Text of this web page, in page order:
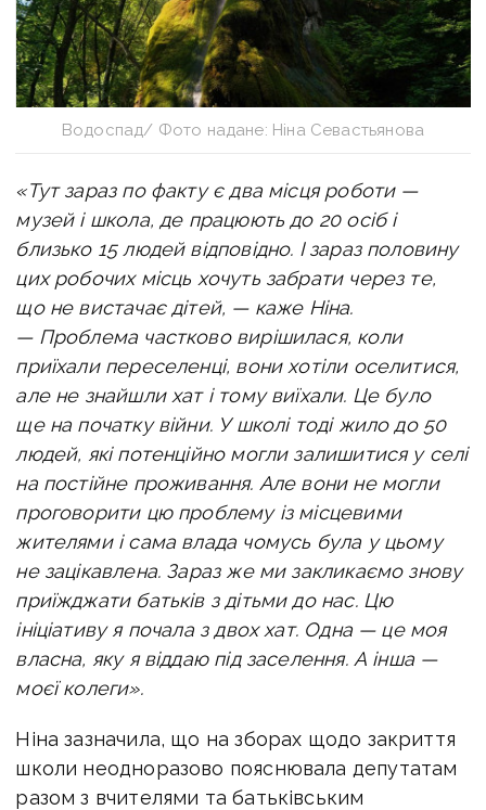
Водоспад/ Фото надане: Ніна Севастьянова
«Тут зараз по факту є два місця роботи —
музей і школа, де працюють до 20 осіб і
близько 15 людей відповідно. І зараз половину
цих робочих місць хочуть забрати через те,
що не вистачає дітей, — каже Ніна.
— Проблема частково вирішилася, коли
приїхали переселенці, вони хотіли оселитися,
але не знайшли хат і тому виїхали. Це було
ще на початку війни. У школі тоді жило до 50
людей, які потенційно могли залишитися у селі
на постійне проживання. Але вони не могли
проговорити цю проблему із місцевими
жителями і сама влада чомусь була у цьому
не зацікавлена. Зараз же ми закликаємо знову
приїжджати батьків з дітьми до нас. Цю
ініціативу я почала з двох хат. Одна — це моя
власна, яку я віддаю під заселення. А інша —
моєї колеги».
Ніна зазначила, що на зборах щодо закриття
школи неодноразово пояснювала депутатам
разом з вчителями та батьківським